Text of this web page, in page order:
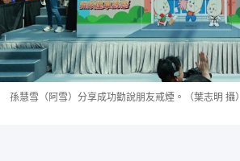
孫慧雪（阿雪）分享成功勸說朋友戒煙。（葉志明 攝）